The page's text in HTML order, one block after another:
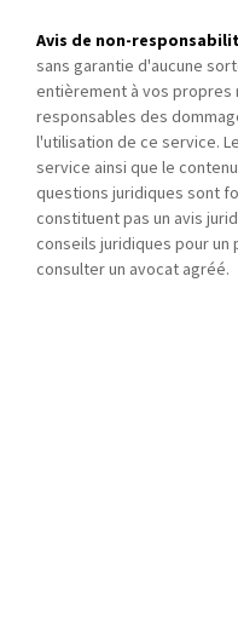
Avis de non-
sans garantie d'aucune
entièrement à vos propres
responsables des
l'utilisation de ce service.
service ainsi que le
questions juridiques sont
constituent pas un avis
conseils juridiques pour
consulter un avocat agréé.